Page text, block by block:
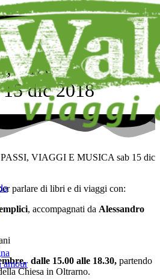
amour
VIAGGI E
dic 2018
VIAGGI E MUSICA sab 15 dic
parlare di libri e di viaggi con:
, accompagnati da Alessandro
dalle 15.00 alle 18.30, partendo
Chiesa in Oltrarno.